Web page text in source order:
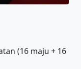
(16 maju + 16